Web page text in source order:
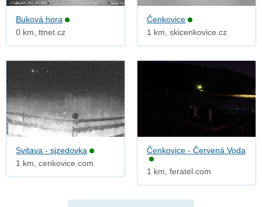
Buková hora
0 km, ttnet.cz
Čenkovice
1 km, skicenkovice.cz
Svitava - sjzedovka
1 km, cenkovice.com
Čenkovice - Červená Voda
1 km, feratel.com